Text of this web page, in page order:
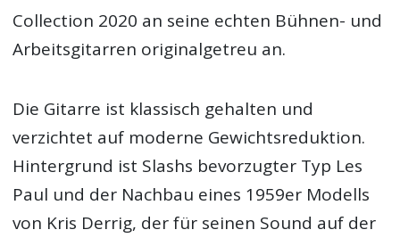
Collection 2020 an seine echten Bühnen- und
Arbeitsgitarren originalgetreu an.
Die Gitarre ist klassisch gehalten und
verzichtet auf moderne Gewichtsreduktion.
Hintergrund ist Slashs bevorzugter Typ Les
Paul und der Nachbau eines 1959er Modells
von Kris Derrig, der für seinen Sound auf der